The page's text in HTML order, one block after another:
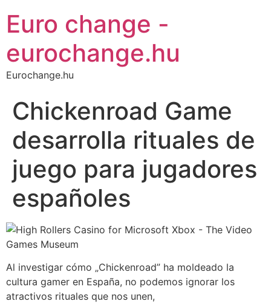
Euro change -
eurochange.hu
Eurochange.hu
Chickenroad Game
desarrolla rituales de
juego para jugadores
españoles
Al investigar cómo „Chickenroad” ha moldeado la
cultura gamer en España, no podemos ignorar los
atractivos rituales que nos unen,